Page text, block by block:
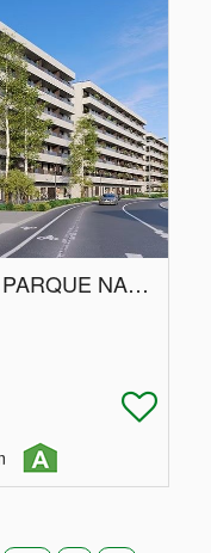
T1's NOVOS PRÓXIMO DO PARQUE NASCENTE